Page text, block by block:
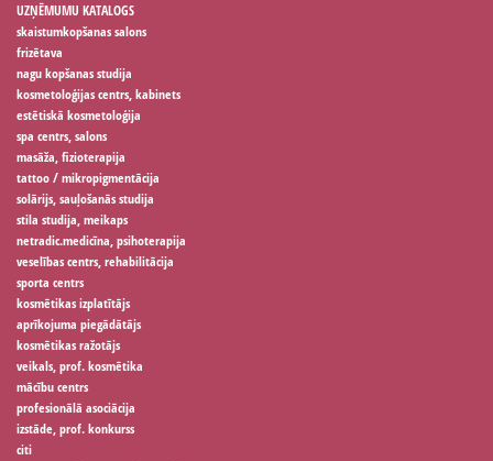
UZŅĒMUMU KATALOGS
skaistumkopšanas salons
frizētava
nagu kopšanas studija
kosmetoloģijas centrs, kabinets
estētiskā kosmetoloģija
spa centrs, salons
masāža, fizioterapija
tattoo / mikropigmentācija
solārijs, sauļošanās studija
stila studija, meikaps
netradic.medicīna, psihoterapija
veselības centrs, rehabilitācija
sporta centrs
kosmētikas izplatītājs
aprīkojuma piegādātājs
kosmētikas ražotājs
veikals, prof. kosmētika
mācību centrs
profesionālā asociācija
izstāde, prof. konkurss
citi